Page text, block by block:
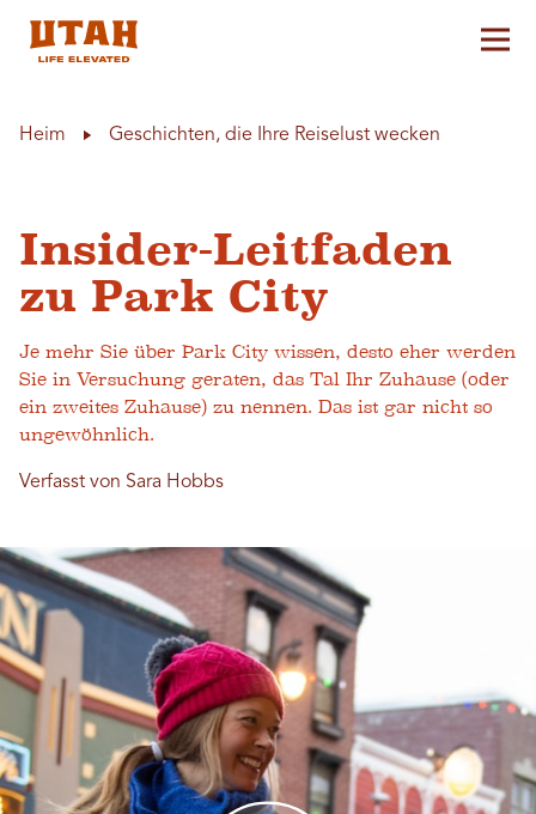
Heim Geschichten, die Ihre Reiselust wecken
Insider-Leitfaden
zu Park City
Je mehr Sie über Park City wissen, desto eher werden
Sie in Versuchung geraten, das Tal Ihr Zuhause (oder
ein zweites Zuhause) zu nennen. Das ist gar nicht so
ungewöhnlich.
Verfasst von Sara Hobbs